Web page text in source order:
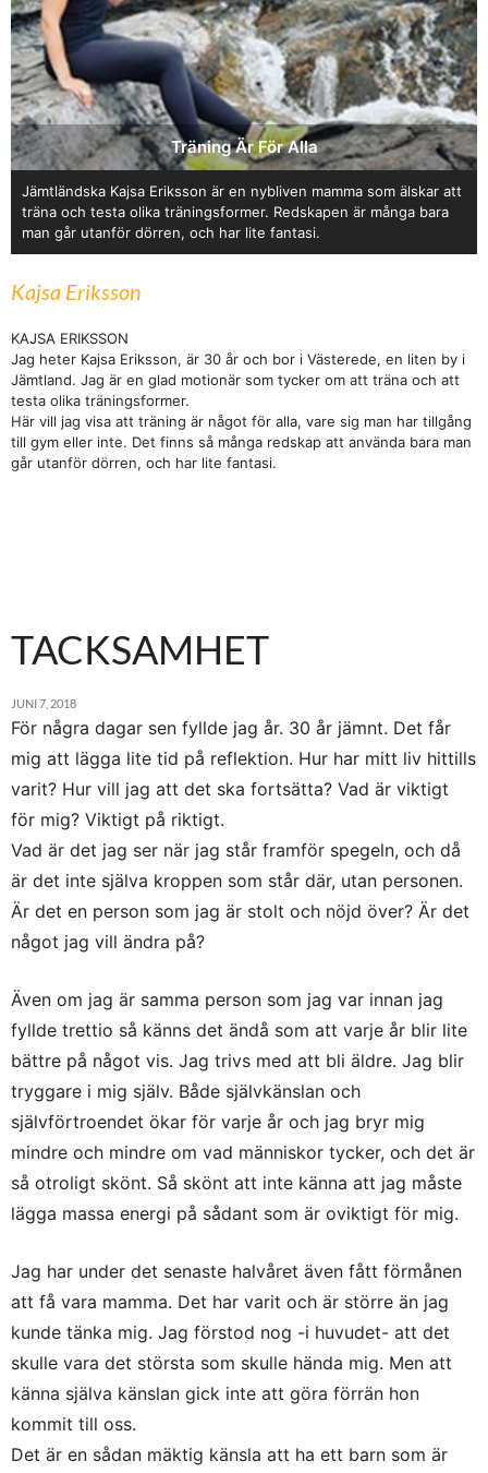
Träning Är För Alla
Jämtländska Kajsa Eriksson är en nybliven mamma som älskar att
träna och testa olika träningsformer. Redskapen är många bara
man går utanför dörren, och har lite fantasi.
Kajsa Eriksson
KAJSA ERIKSSON
Jag heter Kajsa Eriksson, är 30 år och bor i Västerede, en liten by i
Jämtland. Jag är en glad motionär som tycker om att träna och att
testa olika träningsformer.
Här vill jag visa att träning är något för alla, vare sig man har tillgång
till gym eller inte. Det finns så många redskap att använda bara man
går utanför dörren, och har lite fantasi.
TACKSAMHET
JUNI 7, 2018
För några dagar sen fyllde jag år. 30 år jämnt. Det får
mig att lägga lite tid på reflektion. Hur har mitt liv hittills
varit? Hur vill jag att det ska fortsätta? Vad är viktigt
för mig? Viktigt på riktigt.
Vad är det jag ser när jag står framför spegeln, och då
är det inte själva kroppen som står där, utan personen.
Är det en person som jag är stolt och nöjd över? Är det
något jag vill ändra på?
Även om jag är samma person som jag var innan jag
fyllde trettio så känns det ändå som att varje år blir lite
bättre på något vis. Jag trivs med att bli äldre. Jag blir
tryggare i mig själv. Både självkänslan och
självförtroendet ökar för varje år och jag bryr mig
mindre och mindre om vad människor tycker, och det är
så otroligt skönt. Så skönt att inte känna att jag måste
lägga massa energi på sådant som är oviktigt för mig.
Jag har under det senaste halvåret även fått förmånen
att få vara mamma. Det har varit och är större än jag
kunde tänka mig. Jag förstod nog -i huvudet- att det
skulle vara det största som skulle hända mig. Men att
känna själva känslan gick inte att göra förrän hon
kommit till oss.
Det är en sådan mäktig känsla att ha ett barn som är